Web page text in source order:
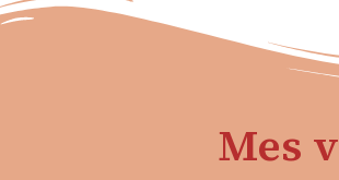
Mes